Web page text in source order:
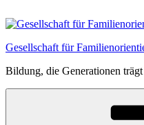
Inhalt
Gesellschaft für
Bildung, die Generationen trägt